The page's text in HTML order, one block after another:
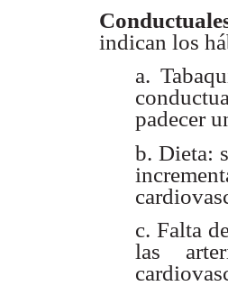
indican los
a.
padecer
b. Dieta:
c. Falta
las